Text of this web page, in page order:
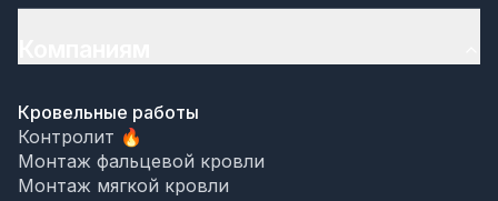
Кровельные работы
Контролит 🔥
Монтаж фальцевой кровли
Монтаж мягкой кровли